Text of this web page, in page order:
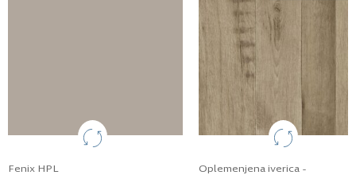
Fenix HPL
Oplemenjena iverica -